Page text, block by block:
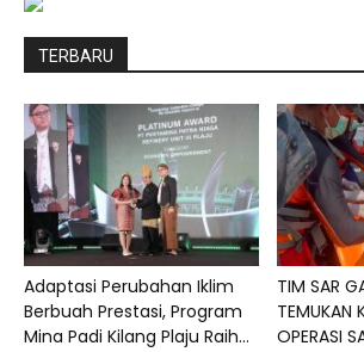
TERBARU
Adaptasi Perubahan Iklim
Berbuah Prestasi, Program
Mina Padi Kilang Plaju Raih...
TIM SAR
TEMUKAN
OPERASI